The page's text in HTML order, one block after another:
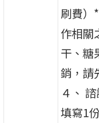
刷費）
作相關
干、糖
銷，請
４、
填寫1